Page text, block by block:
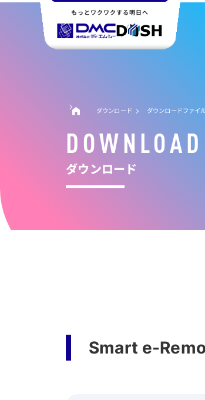
もっとワクワクする明日へ
ダウンロード ダウンロードファイ
DOWNLOAD
ダウンロード
Smart e-